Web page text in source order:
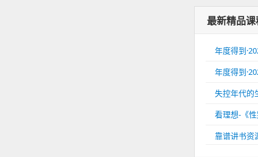
最新精品课
年度得到
年度得到
失控年代的
看理想-《性
靠谱讲书资